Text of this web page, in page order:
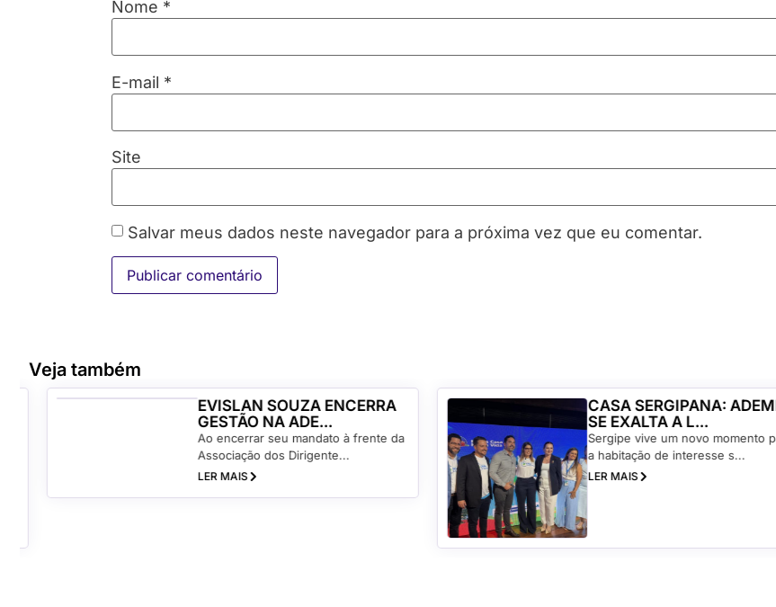
Nome *
E-mail *
Site
Salvar meus dados neste navegador para a próxima vez que eu comentar.
Veja também
EVISLAN SOUZA ENCERRA
GESTÃO NA ADE...
Ao encerrar seu mandato à frente da
Associação dos Dirigente...
LER MAIS
CASA SERGIPANA: ADEMI-
SE EXALTA A L...
Sergipe vive um novo momento para
a habitação de interesse s...
LER MAIS